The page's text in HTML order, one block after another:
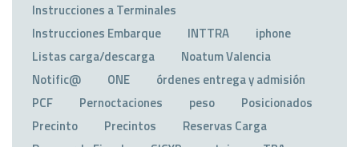
Instrucciones a Terminales
Instrucciones Embarque
INTTRA
iphone
Listas carga/descarga
Noatum Valencia
Notific@
ONE
órdenes entrega y admisión
PCF
Pernoctaciones peso
Posicionados
Precinto
Precintos
Reservas Carga